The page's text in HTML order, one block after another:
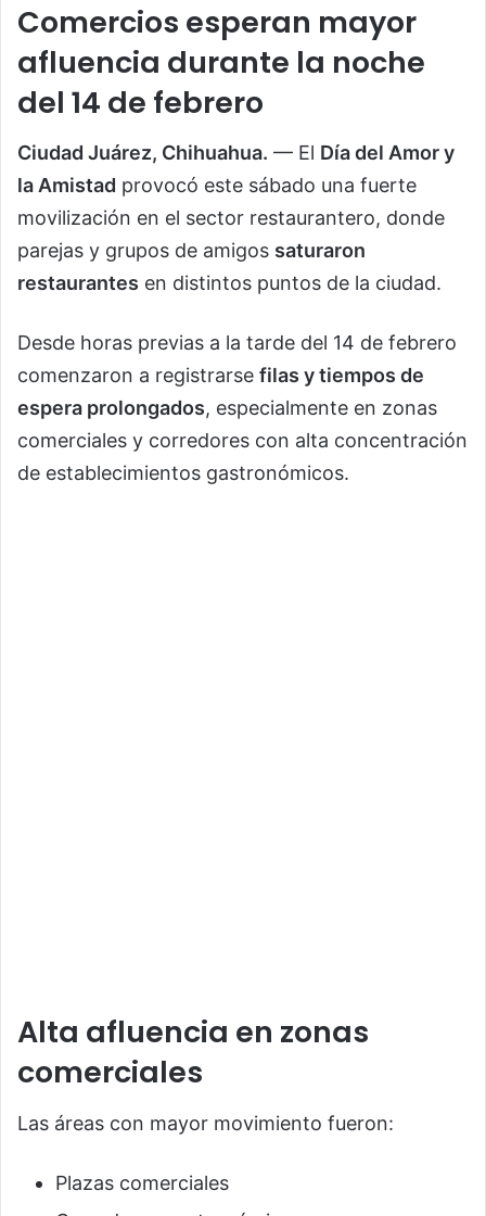
Comercios esperan mayor
afluencia durante la noche
del 14 de febrero
Ciudad Juárez, Chihuahua. — El Día del Amor y
la Amistad provocó este sábado una fuerte
movilización en el sector restaurantero, donde
parejas y grupos de amigos saturaron
restaurantes en distintos puntos de la ciudad.
Desde horas previas a la tarde del 14 de febrero
comenzaron a registrarse filas y tiempos de
espera prolongados, especialmente en zonas
comerciales y corredores con alta concentración
de establecimientos gastronómicos.
Alta afluencia en zonas
comerciales
Las áreas con mayor movimiento fueron:
Plazas comerciales